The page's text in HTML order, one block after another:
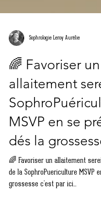
🌈 Favoriser un
allaitement
MSVP en se
dés la
🌈 Favoriser un allaitement
de la SophroPuericulture MSVP